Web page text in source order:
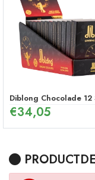
Diblong Chocolade 12
€34,05